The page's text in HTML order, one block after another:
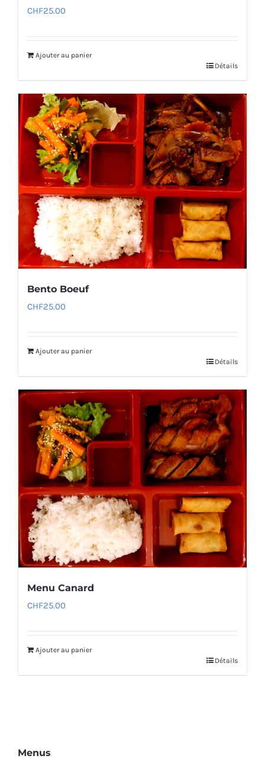
CHF25.00
Ajouter au panier
Détails
Bento Boeuf
CHF25.00
Ajouter au panier
Détails
Menu Canard
CHF25.00
Ajouter au panier
Détails
Menus